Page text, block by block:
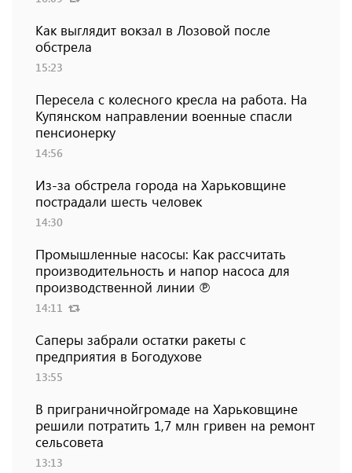
Как выглядит вокзал в Лозовой после
обстрела
15:23
Пересела с колесного кресла на работа. На
Купянском направлении военные спасли
пенсионерку
14:56
Из-за обстрела города на Харьковщине
пострадали шесть человек
14:30
Промышленные насосы: Как рассчитать
производительность и напор насоса для
производственной линии ℗
14:11
Саперы забрали остатки ракеты с
предприятия в Богодухове
13:55
В приграничнойгромаде на Харьковщине
решили потратить 1,7 млн ​​гривен на ремонт
сельсовета
13:13